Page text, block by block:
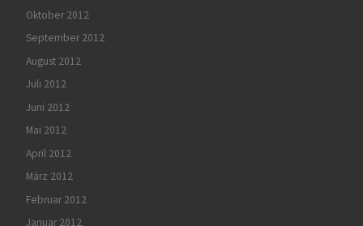
Oktober 2012
September 2012
August 2012
Juli 2012
Juni 2012
Mai 2012
April 2012
März 2012
Februar 2012
Januar 2012